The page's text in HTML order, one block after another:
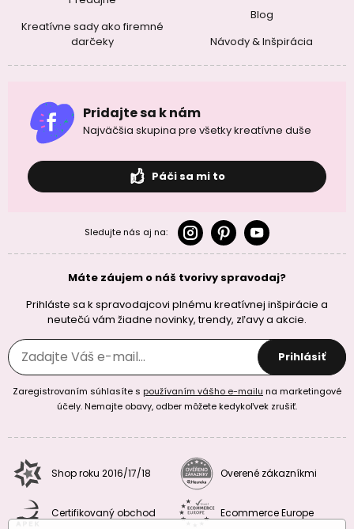
Kreatívne sady ako firemné
darčeky
Blog
Návody & Inšpirácia
Pridajte sa k nám
Najväčšia skupina pre všetky kreatívne duše
Páči sa mi to
Sledujte nás aj na:
Máte záujem o náš tvorivy spravodaj?
Prihláste sa k spravodajcovi plnému kreatívnej inšpirácie a
neutečú vám žiadne novinky, trendy, zľavy a akcie.
Prihlásiť
Zaregistrovaním súhlasíte s používaním vášho e-mailu na marketingové
účely. Nemajte obavy, odber môžete kedykoľvek zrušiť.
Shop roku 2016/17/18 Overené zákazníkmi
Certifikovaný obchod Ecommerce Europe